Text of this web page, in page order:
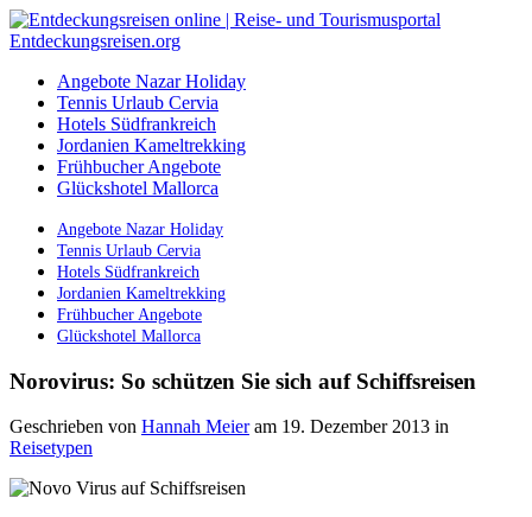
Angebote Nazar Holiday
Tennis Urlaub Cervia
Hotels Südfrankreich
Jordanien Kameltrekking
Frühbucher Angebote
Glückshotel Mallorca
Angebote Nazar Holiday
Tennis Urlaub Cervia
Hotels Südfrankreich
Jordanien Kameltrekking
Frühbucher Angebote
Glückshotel Mallorca
Norovirus: So schützen Sie sich auf Schiffsreisen
Geschrieben von Hannah Meier am 19. Dezember 2013 in
Reisetypen